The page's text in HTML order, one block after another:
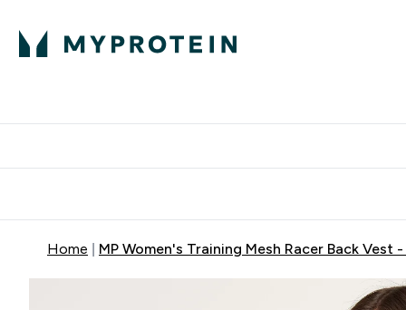
Home MP Women's Training Mesh Racer Back Vest